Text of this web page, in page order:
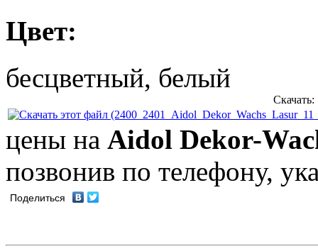
Цвет:
бесцветный, белый
Скачать:
цены на Aidol Dekor-
позвонив по телефону,
Поделиться